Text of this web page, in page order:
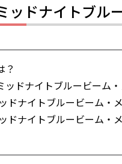
ッドナイトブル
？
ッドナイトブルービーム
ドナイトブルービーム・
ドナイトブルービーム・